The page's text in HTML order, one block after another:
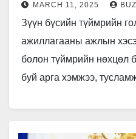
MARCH 11, 2025
Зүүн бүсийн түймрийн
ажиллагааны ажлын
болон түймрийн нөхцөл
буй арга хэмжээ,